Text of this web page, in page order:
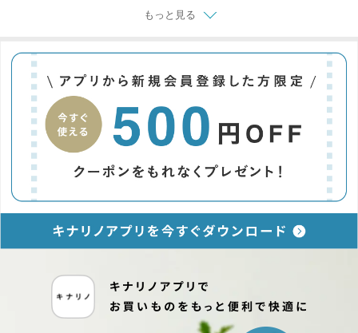
もっと見る